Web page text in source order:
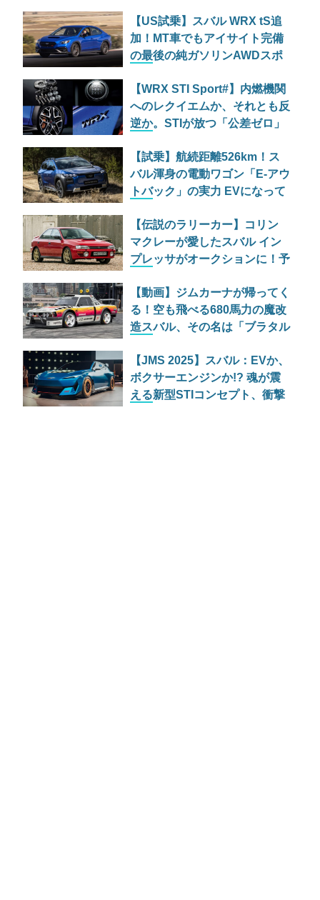
【US試乗】スバル WRX tS追
加！MT車でもアイサイト完備
の最後の純ガソリンAWDスポ
【WRX STI Sport#】内燃機関
へのレクイエムか、それとも反
逆か。STIが放つ「公差ゼロ」
【試乗】航続距離526km！ス
バル渾身の電動ワゴン「E-アウ
トバック」の実力 EVになって
徹底検証
【伝説のラリーカー】コリン
マクレーが愛したスバル イン
プレッサがオークションに！予
【動画】ジムカーナが帰ってく
る！空も飛べる680馬力の魔改
造スバル、その名は「ブラタル
【JMS 2025】スバル：EVか、
ボクサーエンジンか!? 魂が震
える新型STIコンセプト、衝撃